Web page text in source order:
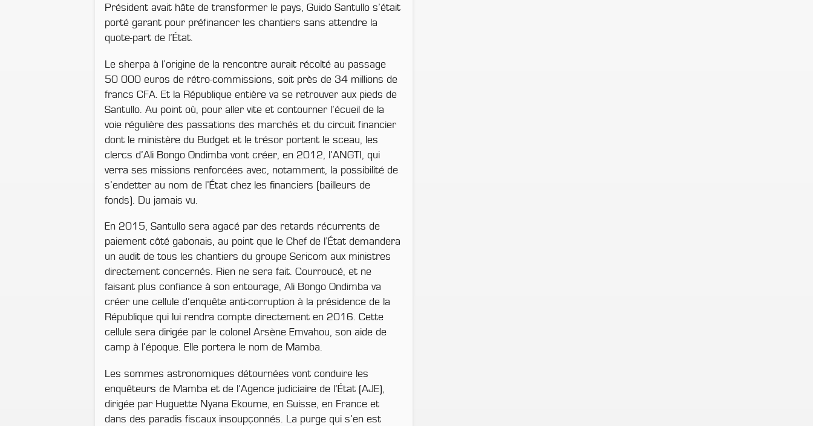
Président avait hâte de transformer le pays, Guido Santullo s’était
porté garant pour préfinancer les chantiers sans attendre la
quote-part de l’État.
Le sherpa à l’origine de la rencontre aurait récolté au passage
50 000 euros de rétro-commissions, soit près de 34 millions de
francs CFA. Et la République entière va se retrouver aux pieds de
Santullo. Au point où, pour aller vite et contourner l’écueil de la
voie régulière des passations des marchés et du circuit financier
dont le ministère du Budget et le trésor portent le sceau, les
clercs d’Ali Bongo Ondimba vont créer, en 2012, l’ANGTI, qui
verra ses missions renforcées avec, notamment, la possibilité de
s’endetter au nom de l’État chez les financiers (bailleurs de
fonds). Du jamais vu.
En 2015, Santullo sera agacé par des retards récurrents de
paiement côté gabonais, au point que le Chef de l’État demandera
un audit de tous les chantiers du groupe Sericom aux ministres
directement concernés. Rien ne sera fait. Courroucé, et ne
faisant plus confiance à son entourage, Ali Bongo Ondimba va
créer une cellule d’enquête anti-corruption à la présidence de la
République qui lui rendra compte directement en 2016. Cette
cellule sera dirigée par le colonel Arsène Emvahou, son aide de
camp à l’époque. Elle portera le nom de Mamba.
Les sommes astronomiques détournées vont conduire les
enquêteurs de Mamba et de l’Agence judiciaire de l’État (AJE),
dirigée par Huguette Nyana Ekoume, en Suisse, en France et
dans des paradis fiscaux insoupçonnés. La purge qui s’en est